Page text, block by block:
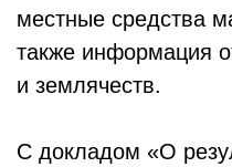
местные средства
также информация
и землячеств.
С докладом «О